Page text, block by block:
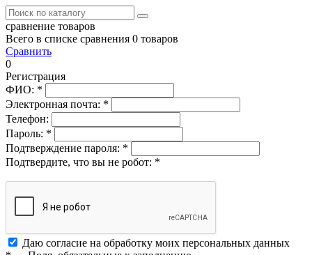
сравнение товаров
Всего в списке сравнения 0 товаров
Сравнить
0
Регистрация
ФИО: *
Электронная почта: *
Телефон:
Пароль: *
Подтверждение пароля: *
Подтвердите, что вы не робот: *
Даю согласие на обработку моих персональных данных